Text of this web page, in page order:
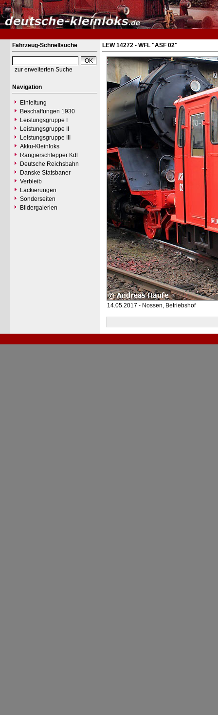
Fahrzeug-Schnellsuche
zur erweiterten Suche
Navigation
Einleitung
Beschaffungen 1930
Leistungsgruppe I
Leistungsgruppe II
Leistungsgruppe III
Akku-Kleinloks
Rangierschlepper Kdl
Deutsche Reichsbahn
Danske Statsbaner
Verbleib
Lackierungen
Sonderseiten
Bildergalerien
LEW 14272 - WFL "ASF 02"
14.05.2017 - Nossen, Betriebshof